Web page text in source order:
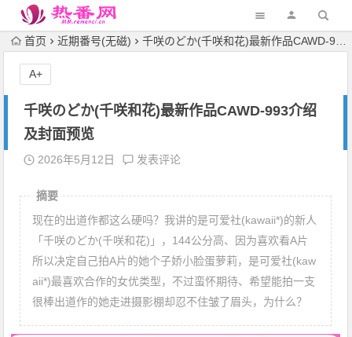
首页 近期番号(无磁) 千咲のどか(千咲和花)最新作品CAWD-993介绍及封面预览
千咲のどか(千咲和花)最新作品CAWD-993介绍
及封面预览
2026年5月12日 发表评论
摘要
现在的出道作都这么硬吗？我讲的是可爱社(kawaii*)的新人
「千咲のどか(千咲和花)」，144公分高、因为喜欢看A片
所以决定自己拍A片的她个子娇小脸蛋萝莉，是可爱社(kaw
aii*)最喜欢合作的女优类型，不过蛮怀期待、希望能拍一支
很棒出道作的她走进摄影棚却忍不住皱了眉头，为什么？
A+